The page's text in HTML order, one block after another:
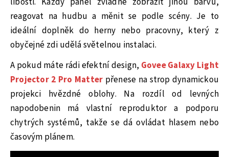
reagovat na hudbu a měnit se podle scény. Je to
ideální doplněk do herny nebo pracovny, který z
obyčejné zdi udělá světelnou instalaci.
A pokud máte rádi efektní design, Govee Galaxy Light
Projector 2 Pro Matter přenese na strop dynamickou
projekci hvězdné oblohy. Na rozdíl od levných
napodobenin má vlastní reproduktor a podporu
chytrých systémů, takže se dá ovládat hlasem nebo
časovým plánem.